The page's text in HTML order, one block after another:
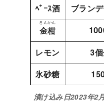
ﾍﾞｰｽ酒 ブラン
金柑
きんかん
レモン
3
氷砂糖
漬け込み日2023年2